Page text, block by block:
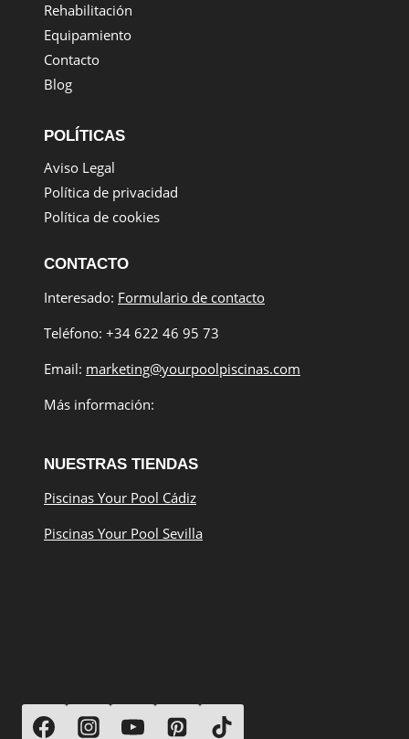
Rehabilitación
Equipamiento
Contacto
Blog
POLÍTICAS
Aviso Legal
Política de privacidad
Política de cookies
CONTACTO
Interesado: Formulario de contacto
Teléfono: +34 622 46 95 73
Email: marketing@yourpoolpiscinas.com
Más información:
NUESTRAS TIENDAS
Piscinas Your Pool Cádiz
Piscinas Your Pool Sevilla